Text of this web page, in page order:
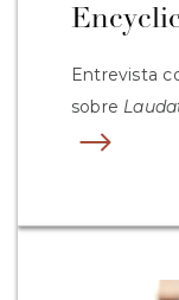
Entrevista
sobre